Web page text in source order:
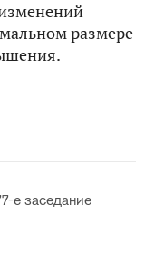
размере
е заседание